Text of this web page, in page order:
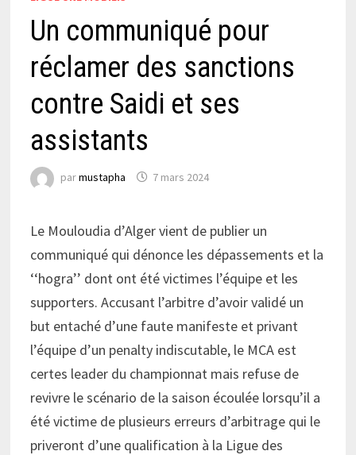
Un communiqué pour
réclamer des sanctions
contre Saidi et ses
assistants
parmustapha 7 mars 2024
Le Mouloudia d’Alger vient de publier un
communiqué qui dénonce les dépassements et la
‘‘hogra’’ dont ont été victimes l’équipe et les
supporters. Accusant l’arbitre d’avoir validé un
but entaché d’une faute manifeste et privant
l’équipe d’un penalty indiscutable, le MCA est
certes leader du championnat mais refuse de
revivre le scénario de la saison écoulée lorsqu’il a
été victime de plusieurs erreurs d’arbitrage qui le
priveront d’une qualification à la Ligue des